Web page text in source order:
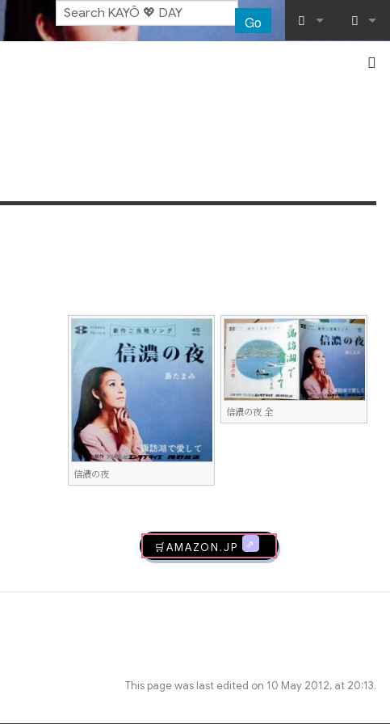
Go
What links
Help
Log in
信濃の夜
信濃の夜 全
🛒AMAZON.jp
This page was last edited on 10 May 2012, at 20:13.